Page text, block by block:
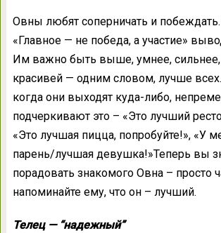
Овны любят соперничать и
«Главное — не победа, а участие»
Им важно быть выше, умнее, сильнее,
красивей — одним словом, лучше
когда они выходят куда-либо,
подчеркивают это – «Это лучший
«Это лучшая пицца, попробуйте!», «У
парень/лучшая девушка!»Теперь вы
порадовать знакомого Овна – просто
напоминайте ему, что он – лучший.
Телец — “надежный”